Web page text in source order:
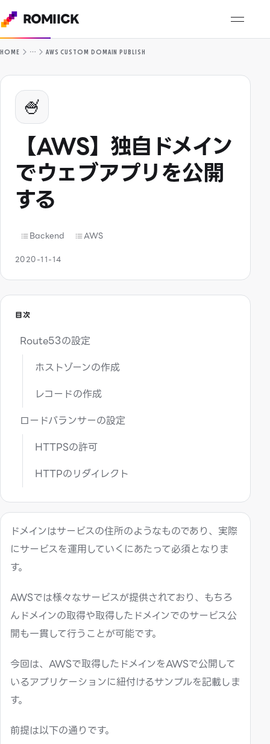
ROMIICK
HOME … AWS CUSTOM DOMAIN PUBLISH
🍧
【AWS】独自ドメイン
でウェブアプリを公開
する
Backend AWS
2020-11-14
目次
Route53の設定
ホストゾーンの作成
レコードの作成
ロードバランサーの設定
HTTPSの許可
HTTPのリダイレクト
ドメインはサービスの住所のようなものであり、実際
にサービスを運用していくにあたって必須となりま
す。
AWSでは様々なサービスが提供されており、もちろ
んドメインの取得や取得したドメインでのサービス公
開も一貫して行うことが可能です。
今回は、AWSで取得したドメインをAWSで公開して
いるアプリケーションに紐付けるサンプルを記載しま
す。
前提は以下の通りです。